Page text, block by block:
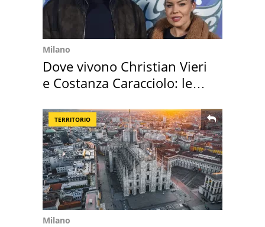
Milano
Dove vivono Christian Vieri
e Costanza Caracciolo: le
TERRITORIO
Milano